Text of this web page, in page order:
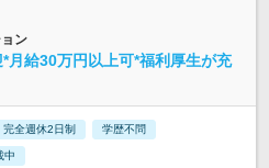
ン
*月給30万円以上可*福利厚生が充
完全週休2日制 学歴不問
中